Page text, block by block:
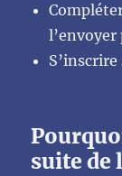
l’envoyer
suite de